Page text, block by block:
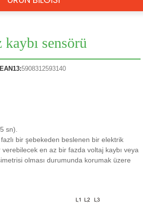
sensörü
EAN13:5908312593140
sn).
fazlı bir şebekeden beslenen bir elektrik
en az bir fazda voltaj kaybı veya
olması durumunda korumak üzere